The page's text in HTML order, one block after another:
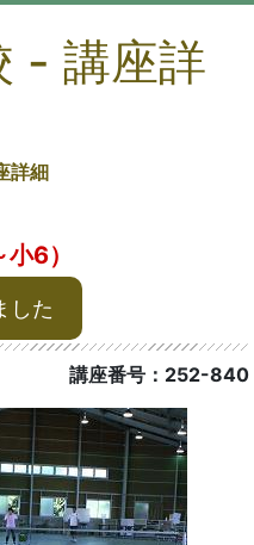
- 講座詳
詳細
6）
した
講座番号：252-840